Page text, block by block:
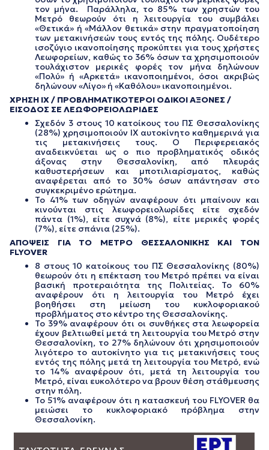
τον μήνα. Παράλληλα, το 85% των χρηστών του
Μετρό θεωρούν ότι η λειτουργία του συμβάλει
«Θετικά» ή «Μάλλον θετικά» στην πραγματοποίηση
των μετακινήσεών τους εντός της πόλης. Ουδέτερο
ισοζύγιο ικανοποίησης προκύπτει για τους χρήστες
Λεωφορείων, καθώς το 36% όσων τα χρησιμοποιούν
τουλάχιστον μερικές φορές τον μήνα δηλώνουν
«Πολύ» ή «Αρκετά» ικανοποιημένοι, όσοι ακριβώς
δηλώνουν «Λίγο» ή «Καθόλου» ικανοποιημένοι.
ΧΡΗΣΗ ΙΧ / ΠΡΟΒΛΗΜΑΤΙΚΟΤΕΡΟΙ ΟΔΙΚΟΙ ΑΞΟΝΕΣ /
ΕΙΣΟΔΟΣ ΣΕ ΛΕΩΦΟΡΕΙΟΛΩΡΙΔΕΣ
Σχεδόν 3 στους 10 κατοίκους του ΠΣ Θεσσαλονίκης
(28%) χρησιμοποιούν ΙΧ αυτοκίνητο καθημερινά για
τις μετακινήσεις τους. Ο Περιφερειακός
αναδεικνύεται ως ο πιο προβληματικός οδικός
άξονας στην Θεσσαλονίκη, από πλευράς
καθυστερήσεων και μποτιλιαρίσματος, καθώς
αναφέρεται από το 30% όσων απάντησαν στο
συγκεκριμένο ερώτημα.
Το 41% των οδηγών αναφέρουν ότι μπαίνουν και
κινούνται στις λεωφορειολωρίδες είτε σχεδόν
πάντα (1%), είτε συχνά (8%), είτε μερικές φορές
(7%), είτε σπάνια (25%).
ΑΠΟΨΕΙΣ ΓΙΑ ΤΟ ΜΕΤΡΟ ΘΕΣΣΑΛΟΝΙΚΗΣ ΚΑΙ ΤΟΝ
FLYOVER
8 στους 10 κατοίκους του ΠΣ Θεσσαλονίκης (80%)
θεωρούν ότι η επέκταση του Μετρό πρέπει να είναι
βασική προτεραιότητα της Πολιτείας. Το 60%
αναφέρουν ότι η λειτουργία του Μετρό έχει
βοηθήσει στη μείωση του κυκλοφοριακού
προβλήματος στο κέντρο της Θεσσαλονίκης.
Το 39% αναφέρουν ότι οι συνθήκες στα λεωφορεία
έχουν βελτιωθεί μετά τη λειτουργία του Μετρό στην
Θεσσαλονίκη, το 27% δηλώνουν ότι χρησιμοποιούν
λιγότερο το αυτοκίνητο για τις μετακινήσεις τους
εντός της πόλης μετά τη λειτουργία του Μετρό, ενώ
το 14% αναφέρουν ότι, μετά τη λειτουργία του
Μετρό, είναι ευκολότερο να βρουν θέση στάθμευσης
στην πόλη.
Το 51% αναφέρουν ότι η κατασκευή του FLYOVER θα
μειώσει το κυκλοφοριακό πρόβλημα στην
Θεσσαλονίκη.